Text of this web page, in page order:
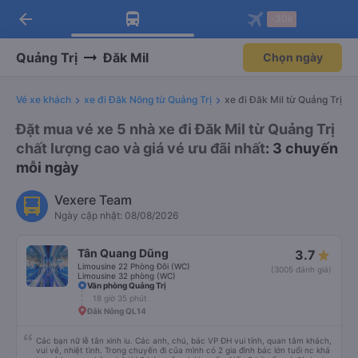
Tải app Vexere ngay!
Nhận ưu đãi thành viên độc
Mở app
Tải app Vexere
-30k/ghế khi đặt vé máy bay qua
Mở app
arrow_back
Quảng Trị Đăk Mil Chọn ngày
Vé xe khách xe đi Đăk Nông từ Quảng Trị xe đi Đăk Mil từ Quảng Trị
Đặt mua vé xe 5 nhà xe đi Đăk Mil từ Quảng Trị
chất lượng cao và giá vé ưu đãi nhất: 3 chuyến
mỗi ngày
Vexere Team
Ngày cập nhật: 08/08/2026
Tân Quang Dũng
Limousine 22 Phòng Đôi (WC)
Limousine 32 phòng (WC)
3.7
(3005 đánh giá)
Văn phòng Quảng Trị
18 giờ 35 phút
Đắk Nông QL14
Các bạn nữ lễ tân xinh iu. Các anh, chú, bác VP ĐH vui tính, quan tâm khách,
vui vẻ, nhiệt tình. Trong chuyến đi của mình có 2 gia đình bác lớn tuổi nc khá